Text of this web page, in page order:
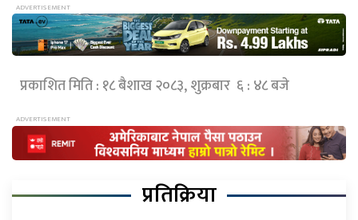
प्रकाशित मिति : १८ बैशाख २०८३, शुक्रबार ६ : ४८ बजे
प्रतिक्रिया